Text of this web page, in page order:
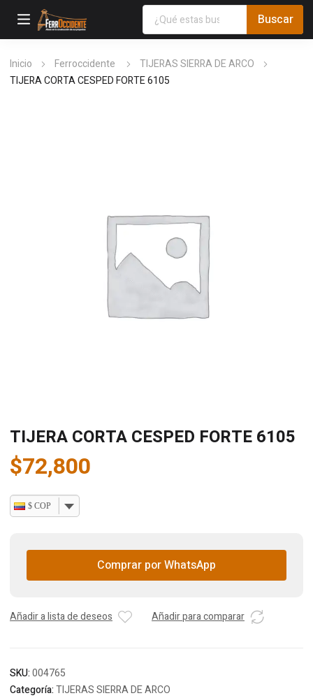
Inicio Ferroccidente
TIJERAS SIERRA DE ARCO
TIJERA CORTA CESPED FORTE 6105
TIJERA CORTA CESPED FORTE 6105
$72,800
$ COP
Comprar por WhatsApp
Añadir a lista de deseos Añadir para comparar
SKU:004765
Categoría:TIJERAS SIERRA DE ARCO